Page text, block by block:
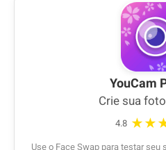
YouCam
Crie sua
4.8
Use o Face Swap para testar seu